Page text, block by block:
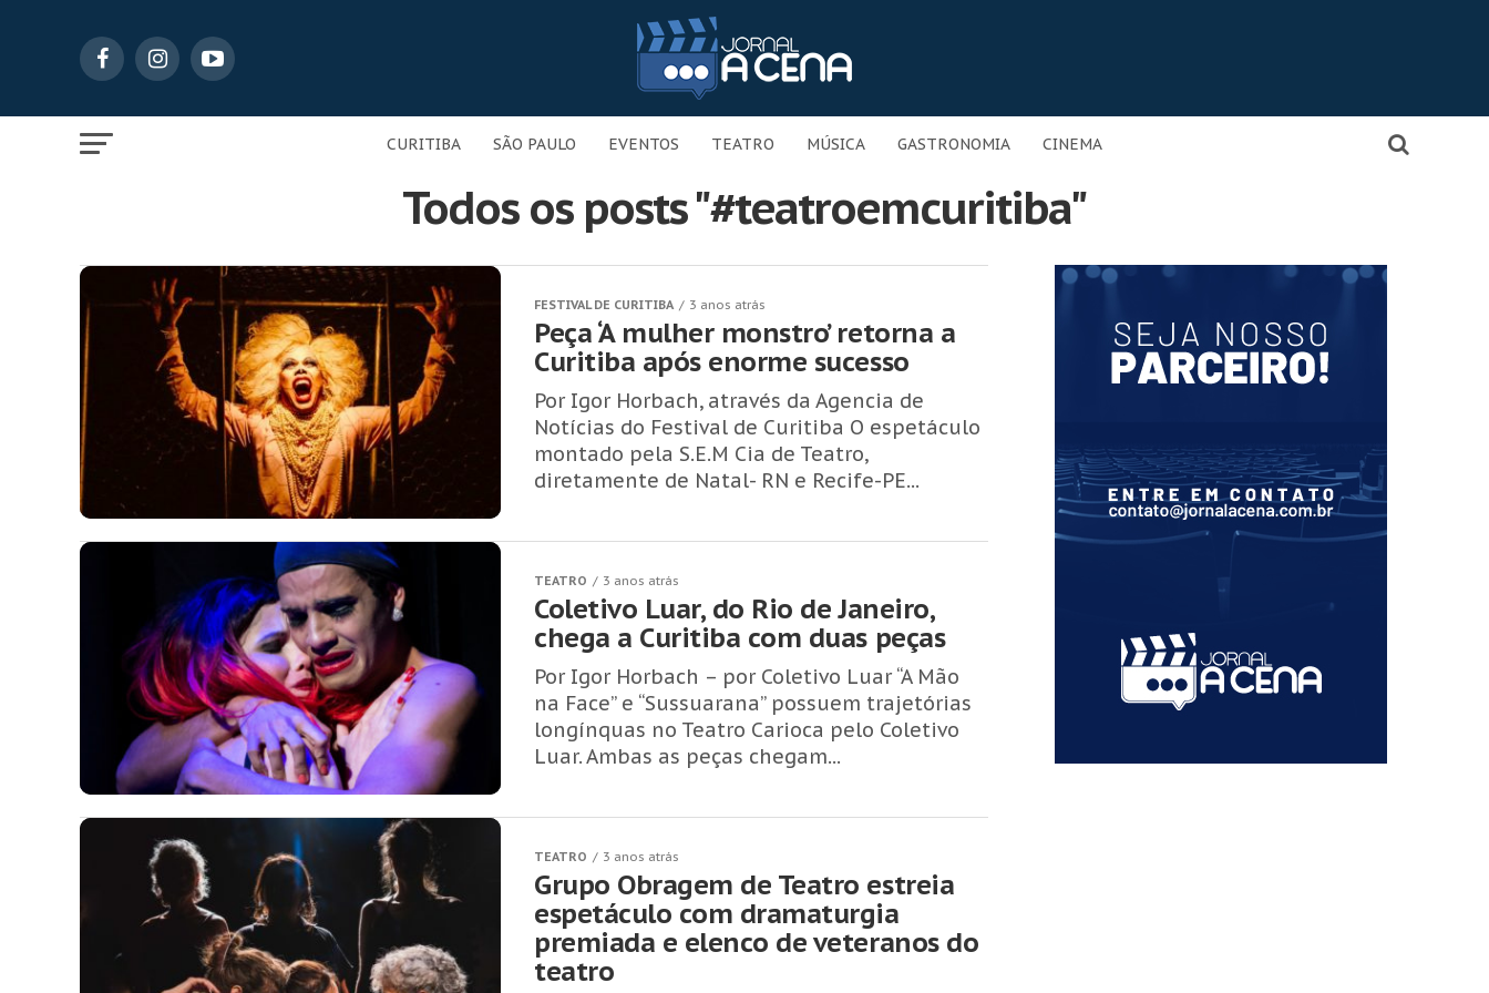
CURITIBA SÃO PAULO EVENTOS TEATRO MÚSICA GASTRONOMIA CINEMA
Todos os posts "#teatroemcuritiba"
FESTIVAL DE CURITIBA 3 anos atrás
Peça ‘A mulher monstro’ retorna a
Curitiba após enorme sucesso
Por Igor Horbach, através da Agencia de
Notícias do Festival de Curitiba O espetáculo
montado pela S.E.M Cia de Teatro,
diretamente de Natal- RN e Recife-PE...
TEATRO 3 anos atrás
Coletivo Luar, do Rio de Janeiro,
chega a Curitiba com duas peças
Por Igor Horbach – por Coletivo Luar “A Mão
na Face” e “Sussuarana” possuem trajetórias
longínquas no Teatro Carioca pelo Coletivo
Luar. Ambas as peças chegam...
TEATRO 3 anos atrás
Grupo Obragem de Teatro estreia
espetáculo com dramaturgia
premiada e elenco de veteranos do
teatro